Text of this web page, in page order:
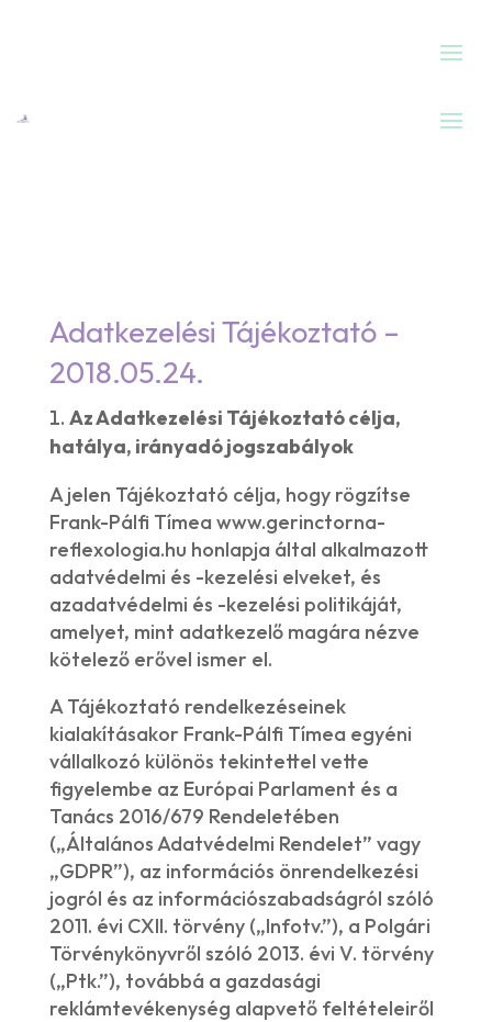
Adatkezelési Tájékoztató –
2018.05.24.
Az Adatkezelési Tájékoztató célja,
hatálya, irányadó jogszabályok
A jelen Tájékoztató célja, hogy rögzítse
Frank-Pálfi Tímea www.gerinctorna-
reflexologia.hu honlapja által alkalmazott
adatvédelmi és -kezelési elveket, és
azadatvédelmi és -kezelési politikáját,
amelyet, mint adatkezelő magára nézve
kötelező erővel ismer el.
A Tájékoztató rendelkezéseinek
kialakításakor Frank-Pálfi Tímea egyéni
vállalkozó különös tekintettel vette
figyelembe az Európai Parlament és a
Tanács 2016/679 Rendeletében
(„Általános Adatvédelmi Rendelet” vagy
„GDPR”), az információs önrendelkezési
jogról és az információszabadságról szóló
2011. évi CXII. törvény („Infotv.”), a Polgári
Törvénykönyvről szóló 2013. évi V. törvény
(„Ptk.”), továbbá a gazdasági
reklámtevékenység alapvető feltételeiről